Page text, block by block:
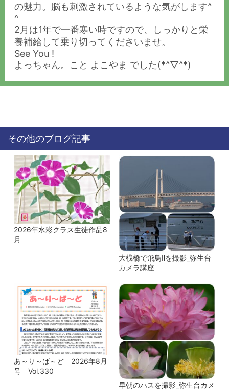
の魅力。脳も刺激されているような気がします^
^
2月は1年で一番寒い時ですので、しっかりと栄
養補給して乗り切ってくださいませ。
See You !
よっちゃん。こと よこやま でした(*^▽^*)
その他のブログ記事
2026年水彩クラス生徒作品8
月
大桟橋で飛鳥Ⅱを撮影_弥生台
カメラ講座
あ～り～ば～ど 2026年8月
号 Vol.330
早朝のハスを撮影_弥生台カメ